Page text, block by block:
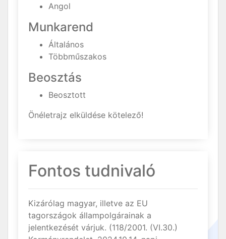
Angol
Munkarend
Általános
Többműszakos
Beosztás
Beosztott
Önéletrajz elküldése kötelező!
Fontos tudnivaló
Kizárólag magyar, illetve az EU
tagországok állampolgárainak a
jelentkezését várjuk. (118/2001. (VI.30.)